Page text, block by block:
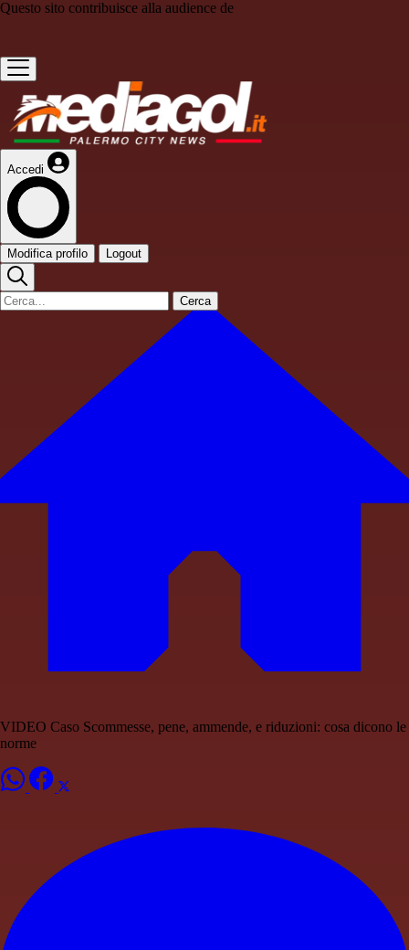
Questo sito contribuisce alla audience de
Accedi
Modifica profilo Logout
Cerca
VIDEO Caso Scommesse, pene, ammende, e riduzioni: cosa dicono le
norme